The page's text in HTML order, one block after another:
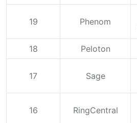
19 Phenom
18 Peloton
17 Sage
16 RingCentral